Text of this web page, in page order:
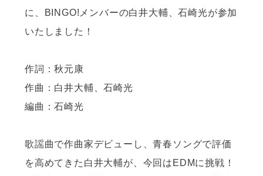
に、BINGO!メンバーの白井大輔、石崎光が参加
いたしました！
作詞：秋元康
作曲：白井大輔、石崎光
編曲：石崎光
歌謡曲で作曲家デビューし、青春ソングで評価
を高めてきた白井大輔が、今回はEDMに挑戦！